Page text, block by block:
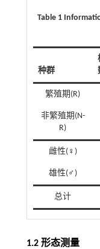
Table 1
种群
繁殖期(R)
非繁殖期(N-
R)
雌性(♀)
雄性(♂)
总计
1.2 形态测量